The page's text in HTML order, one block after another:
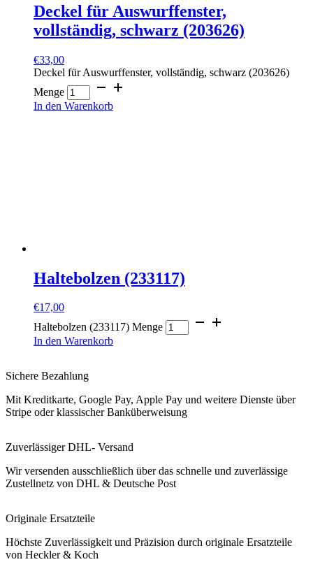
Deckel für Auswurffenster,
vollständig, schwarz (203626)
€33,00
Deckel für Auswurffenster, vollständig, schwarz (203626)
Menge
In den Warenkorb
Haltebolzen (233117)
€17,00
Haltebolzen (233117) Menge
In den Warenkorb
Sichere Bezahlung
Mit Kreditkarte, Google Pay, Apple Pay und weitere Dienste über
Stripe oder klassischer Banküberweisung
Zuverlässiger DHL- Versand
Wir versenden ausschließlich über das schnelle und zuverlässige
Zustellnetz von DHL & Deutsche Post
Originale Ersatzteile
Höchste Zuverlässigkeit und Präzision durch originale Ersatzteile
von Heckler & Koch